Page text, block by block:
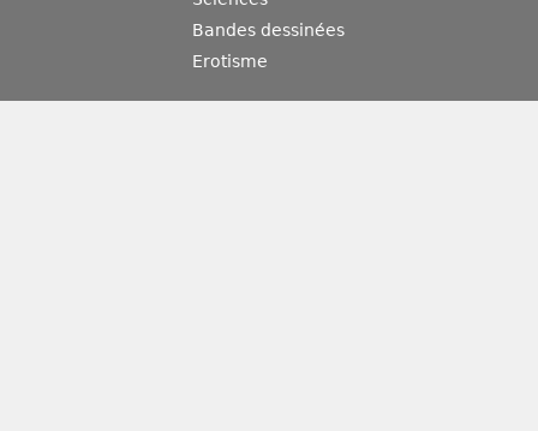
Bandes dessinées
Erotisme